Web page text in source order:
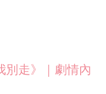
別走》｜劇情內